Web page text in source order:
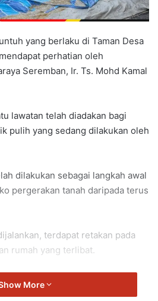
yang berlaku di Taman Desa
perhatian oleh
Seremban, Ir. Ts. Mohd Kamal
lawatan telah diadakan bagi
pulih yang sedang dilakukan oleh
dilakukan sebagai langkah awal
pergerakan tanah daripada terus
terdapat retakan pada
rumah yang terlibat.
longkang ‘culvert’ didapati
More